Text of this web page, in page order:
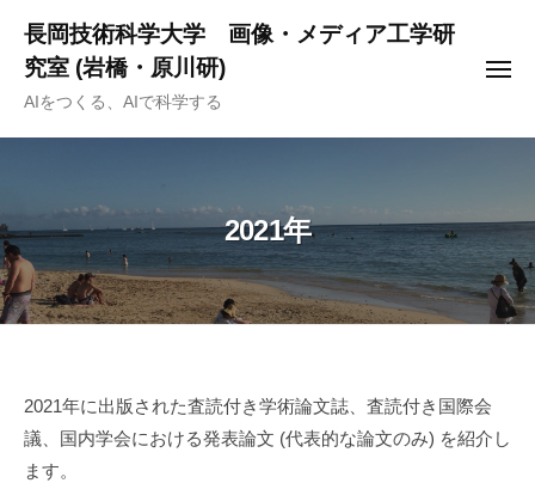
ツ
キ
ッ
プ
長岡技術科学大学 画像・メディア工学研
究室 (岩橋・原川研)
AIをつくる、AIで科学する
メ
2021年
2021
年
2021年に出版された査読付き学術論文誌、査読付き国際会
議、国内学会における発表論文 (代表的な論文のみ) を紹介し
ます。